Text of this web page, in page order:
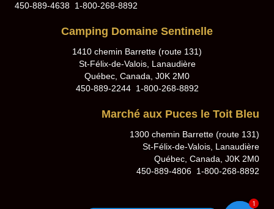
450-889-4638 1-800-268-8892
Camping Domaine Sentinelle
1410 chemin Barrette (route 131)
St-Félix-de-Valois, Lanaudière
Québec, Canada, J0K 2M0
450-889-2244 1-800-268-8892
Marché aux Puces le Toit Bleu
1300 chemin Barrette (route 131)
St-Félix-de-Valois, Lanaudière
Québec, Canada, J0K 2M0
450-889-4806 1-800-268-8892
1